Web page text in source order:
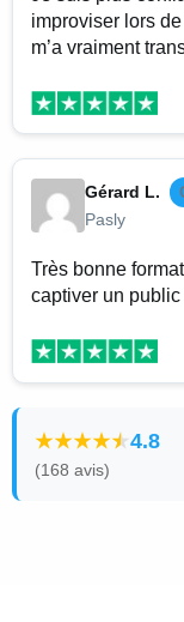
improviser lors
m’a vraiment
Gérard L.
Pasly
Très bonne
captiver un public
4.8
(168 avis)